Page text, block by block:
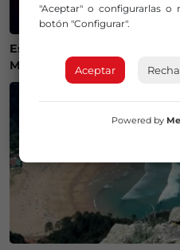
Estos son los mejores
Merindades para ver el
"Aceptar" o configurarlas o
botón "Configurar".
Aceptar
Powered by